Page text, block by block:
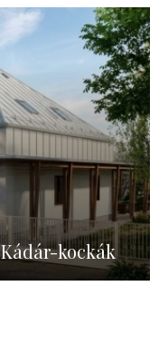
kockák